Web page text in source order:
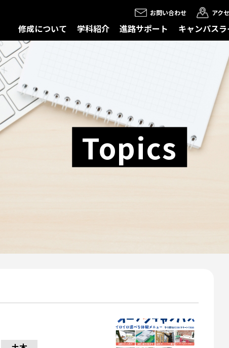
お問い合わせ アク
修成について 学科紹介 進路サポート キャンパスラ
Topics